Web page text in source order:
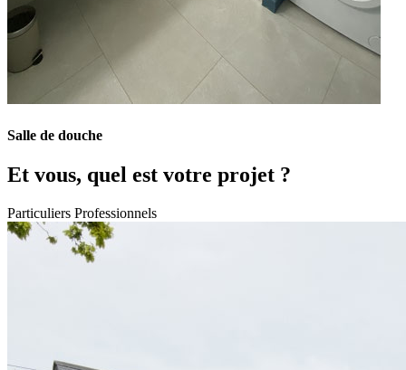
Salle de douche
Et vous, quel est votre projet ?
Particuliers Professionnels